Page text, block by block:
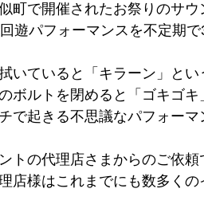
町で開催されたお祭りのサ
遊パフォーマンスを不定期
いていると「キラーン」と
ボルトを閉めると「ゴキゴ
で起きる不思議なパフォー
トの代理店さまからのご依
店様はこれまでにも数多く